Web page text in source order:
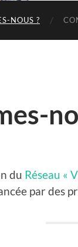
NOUS ?
du Réseau «
par des